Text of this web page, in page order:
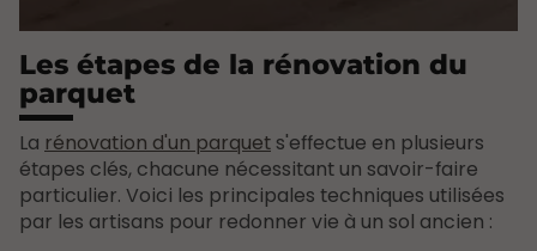
Les étapes de la rénovation du
parquet
La rénovation d'un parquet s'effectue en plusieurs
étapes clés, chacune nécessitant un savoir-faire
particulier. Voici les principales techniques utilisées
par les artisans pour redonner vie à un sol ancien :